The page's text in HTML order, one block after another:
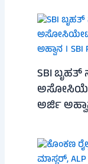
SBI
ಅರ್ಜಿ